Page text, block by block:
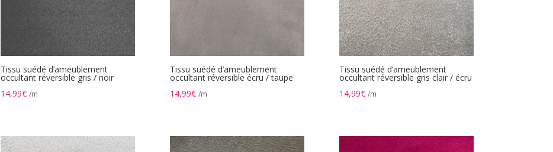
Tissu suédé d’ameublement
occultant réversible gris / noir
14,99€ /m
Tissu suédé d’ameublement
occultant réversible écru / taupe
14,99€ /m
Tissu suédé d’ameublement
occultant réversible gris clair / écru
14,99€ /m